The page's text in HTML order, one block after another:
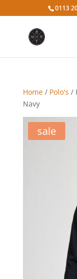
0113
Home/ Polo's /
Navy
sale